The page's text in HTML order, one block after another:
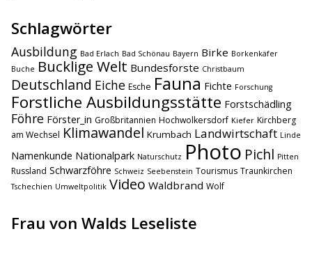
Schlagwörter
Ausbildung Bad Erlach Bad Schönau Bayern Birke Borkenkäfer
Buche Bucklige Welt Bundesforste Christbaum
Deutschland Eiche Esche Fauna Fichte Forschung
Forstliche Ausbildungsstätte Forstschädling
Föhre Förster_in Großbritannien Hochwolkersdorf Kiefer Kirchberg
am Wechsel Klimawandel Krumbach Landwirtschaft Linde
Namenkunde Nationalpark Naturschutz Photo Pichl Pitten
Russland Schwarzföhre Schweiz Seebenstein Tourismus Traunkirchen
Tschechien Umweltpolitik Video Waldbrand Wolf
Frau von Walds Leseliste